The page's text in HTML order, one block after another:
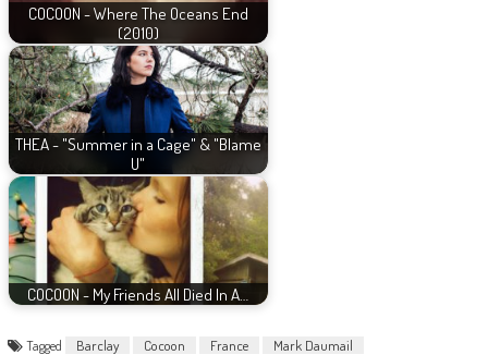
COCOON - Where The Oceans End
(2010)
THEA - "Summer in a Cage" & "Blame
U"
COCOON - My Friends All Died In A…
Tagged Barclay Cocoon France Mark Daumail